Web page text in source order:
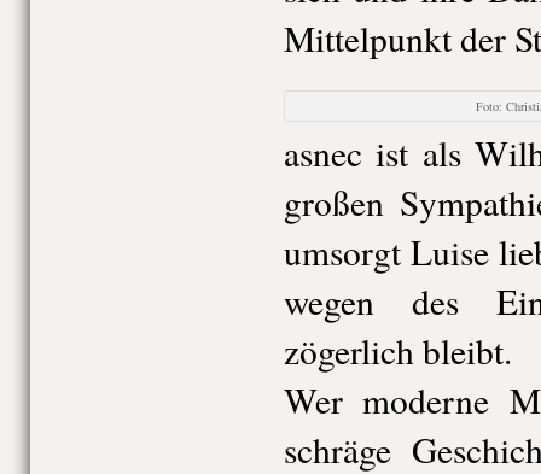
Mittelpunkt der
Foto:
asnec ist als
großen
umsorgt Luise
wegen des
zögerlich bleibt.
Wer moderne
schräge